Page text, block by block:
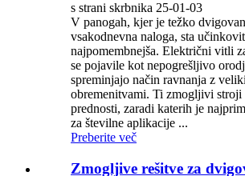
s strani skrbnika 25-01-03
V panogah, kjer je težko
vsakodnevna naloga, sta
najpomembnejša. Električni vitli
se pojavile kot nepogrešljivo
spreminjajo način ravnanja z
obremenitvami. Ti zmogljivi stroji
prednosti, zaradi katerih je
za številne aplikacije ...
Preberite več
Zmogljive rešitve za